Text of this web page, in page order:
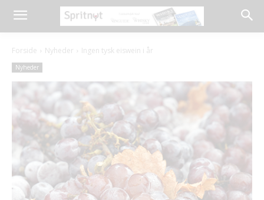
Forside Nyheder Ingen tysk eiswein i år
Nyheder